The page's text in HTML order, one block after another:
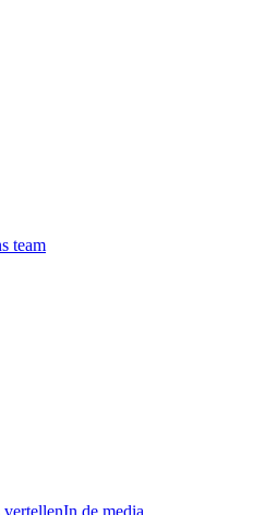
team
vertellenIn de media